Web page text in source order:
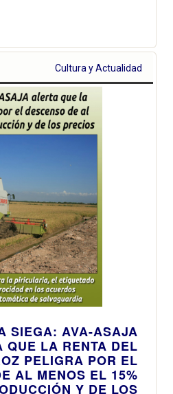
Cultura y Actualidad
SIEGA: AVA-ASAJA
QUE LA RENTA DEL
PELIGRA POR EL
AL MENOS EL 15%
Y DE LOS